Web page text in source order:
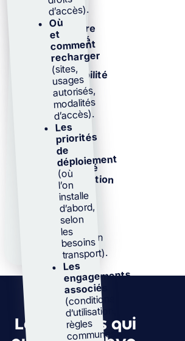
d’accès).
Où
et
comment
recharger
(sites,
usages
autorisés,
modalités
d’accès).
Les
priorités
de
déploiement
(où
l’on
installe
d’abord,
selon
les
besoins
transport).
Les
engagements
associés
(conditions
d’utilisation,
règles
communes).
bornes :
Meilleure
visibilité
sur
la
disponibilité
des
bornes
Règles
d’accès
pour
limiter
l’attente
Continuité
d’exploitation
la
recharge
s’intègre
dans
l’organisation
quotidienne
pilotées :
scénarios,
trajectoires,
jalons et
pilotage du
TCO (Coût
Total de
Possession)
dans la
durée. Vous
engagez la
transition
bascule
brutale,
avec une
logique de
maîtrise et
préparation.
Les valeurs qui